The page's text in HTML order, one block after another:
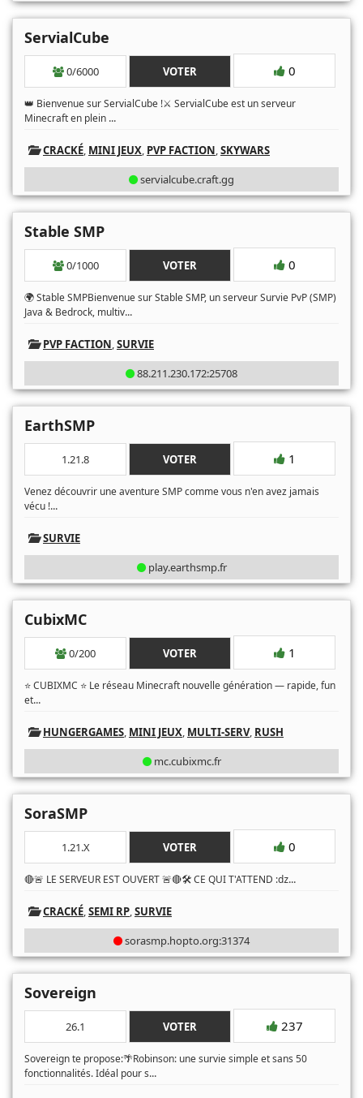
ServialCube
0/6000 VOTER 0
👑 Bienvenue sur ServialCube !⚔️ ServialCube est un serveur
Minecraft en plein ...
CRACKÉ, MINI JEUX, PVP FACTION,SKYWARS
servialcube.craft.gg
Stable SMP
0/1000 VOTER 0
🌍 Stable SMPBienvenue sur Stable SMP, un serveur Survie PvP (SMP)
Java & Bedrock, multiv...
PVP FACTION,SURVIE
88.211.230.172:25708
EarthSMP
1.21.8 VOTER 1
Venez découvrir une aventure SMP comme vous n'en avez jamais
vécu !...
SURVIE
play.earthsmp.fr
CubixMC
0/200 VOTER 1
⭐ CUBIXMC ⭐ Le réseau Minecraft nouvelle génération — rapide, fun
et...
HUNGERGAMES, MINI JEUX, MULTI-SERV, RUSH
mc.cubixmc.fr
SoraSMP
1.21.X VOTER 0
🔴🚨 LE SERVEUR EST OUVERT 🚨🔴🛠️ CE QUI T'ATTEND :ǳ...
CRACKÉ,SEMI RP,SURVIE
sorasmp.hopto.org:31374
Sovereign
26.1 VOTER 237
Sovereign te propose:🌴Robinson: une survie simple et sans 50
fonctionnalités. Idéal pour s...